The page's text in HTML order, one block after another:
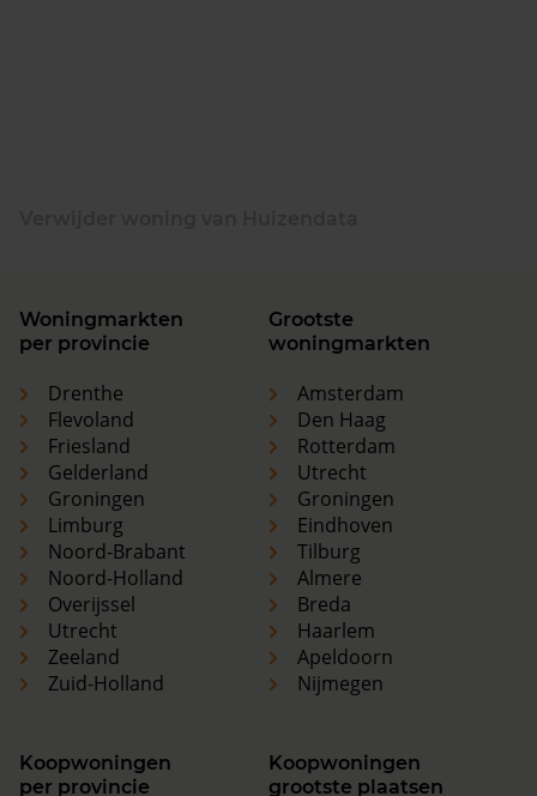
Woningmarkten
per provincie
Drenthe
Flevoland
Friesland
Gelderland
Groningen
Limburg
Noord-Brabant
Noord-Holland
Overijssel
Utrecht
Zeeland
Zuid-Holland
Grootste
woningmarkten
Amsterdam
Den Haag
Rotterdam
Utrecht
Groningen
Eindhoven
Tilburg
Almere
Breda
Haarlem
Apeldoorn
Nijmegen
Koopwoningen
per provincie
Koopwoningen
grootste plaatsen